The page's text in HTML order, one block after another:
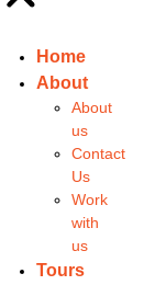
Home
About
About
us
Contact
Us
Work
with
us
Tours